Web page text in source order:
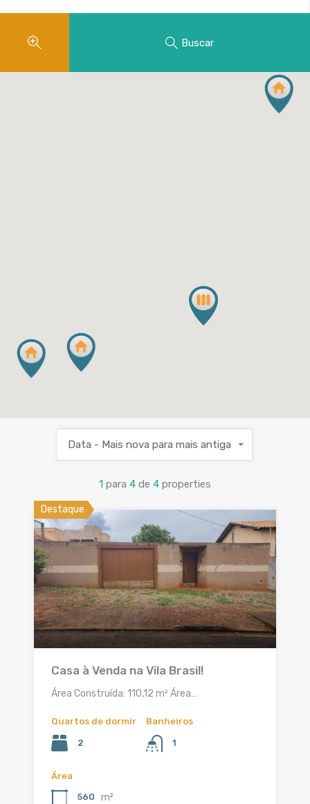
Buscar
1 para 4 de 4 properties
Data - Mais nova para mais antiga
Destaque
Casa à Venda na Vila Brasil!
Área Construída: 110,12 m² Área…
Quartos de dormir
2
Banheiros
1
Área
560 m²